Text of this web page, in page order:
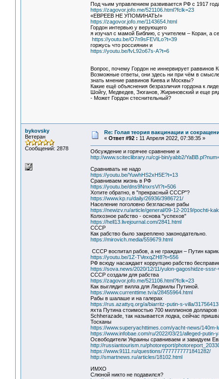
Под чьим управлением развивается РФ с 1917
https://zagovor.jofo.me/521106.html?fclk=23
«ЕВРЕЕВ НЕ УПОМИНАТЬ!»
https://zagovor.jofo.me/1143654.html
Гордон интервью у верующего
я изучал с мамой Библию, с учителем – Коран, а
https://youtu.be/O7n9sFEVILo?t=39
горжусь что россиянин и
https://youtu.be/fvL92o67s-A?t=6
Вопрос, почему Гордон не иннервирует раввинов
Возможные ответы, они здесь ни при чём в
знать мнение раввинов Киева и Москвы?
Какие ещё объяснения безразличия гордона к
Шойгу, Медведев, Зюганов, Жириновский и еще
- Может Гордон стеснительный?
bykovsky
Ветеран
Сообщений: 2878
Re: Голая теория вакцинации и
« Ответ #92 : 11 Апреля 2022, 07:38:35 »
Обсуждение и горячее сравнение и
http://www.sciteclibrary.ru/cgi-bin/yabb2/
Сравнивать не надо
https://youtu.be/YuwhHS2xH5E?t=13
Сравниваем жизнь в РФ
https://youtu.be/dns9NnxrsVI?t=506
Хотите обратно, в "прекрасный СССР"?
https://www.kp.ru/daily/26936/3986721/
Население поголовно безгласные рабы
https://newizv.ru/article/general/09-12-2019/pochti-
Колхозное рабство - основа "успехов"
https://hell13.livejournal.com/2841.html
СССР
Как рабство было закреплено законодательно.
https://mirovich.media/559679.html
СССР воспитал рабов, а не граждан – Путин
https://youtu.be/1Z-TVexqZH8?t=556
РФ всюду насаждает коррупцию рабство
https://sova.news/2020/12/11/yulon-gagoshidze-
СССР создали для рабства
https://zagovor.jofo.me/521106.html?fclk=23
Как выглядит вилла для Людмилы Путиной.
https://www.currenttime.tv/a/28455964.html
Рабы в шалаше и на галерах
https://rus.azattyq.org/a/biarritz-putin-s-villa/
яхта Путина стоимостью 700 миллионов долларов
Schherazade, так называется лодка, сейчас
Тосканы
https://www.superyachttimes.com/yacht-news/
https://www.infobae.com/ru/2022/03/21/alleged-
Освободители Украины сравниваем и завидуем
http://russiantourism.ru/photoreport/
https://www.9111.ru/questions/7777777771841282/
http://smartnews.ru/articles/18102.html
ИМХО
Слюной никто не подавился?